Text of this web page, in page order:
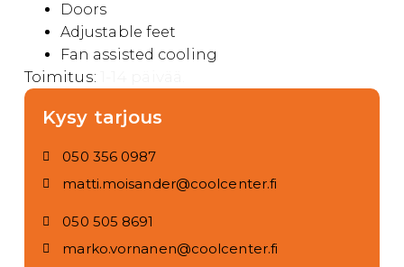
Doors
Adjustable feet
Fan assisted cooling
Toimitus:
Kysy tarjous
050 356 0987
matti.moisander@coolcenter.fi
050 505 8691
marko.vornanen@coolcenter.fi